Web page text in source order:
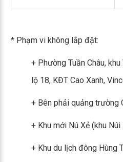
* Phạm vi không lắp đặt:
+ Phường Tuần Châu,
lộ 18, KĐT Cao Xanh,
+ Bên phải quảng trường
+ Khu mới Nú Xẻ (khu
+ Khu du lịch đông Hùng